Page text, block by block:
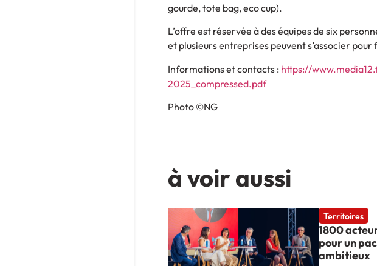
gourde, tote bag, eco cup).
L’offre est réservée à des équipes de six
et plusieurs entreprises peuvent s’associer
Informations et contacts : https://
2025_compressed.pdf
Photo ©NG
à voir aussi
Territoires
1800
pour un
ambitieux